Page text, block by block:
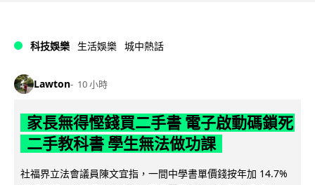
科技娛樂 生活娛樂 城中熱話
Lawton 10 小時
家長無得慳錢買二手書 電子啟動碼鎖死
二手教科書 學生無法做功課
社福界立法會議員陳文宜指，一間中學書單價錢按年加 14.7%